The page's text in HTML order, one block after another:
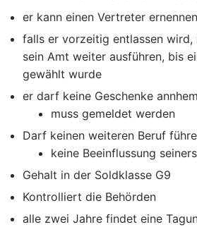
er kann einen Vertreter ernennen
falls er vorzeitig entlassen wird,
sein Amt weiter ausführen, bis
gewählt wurde
er darf keine Geschenke
muss gemeldet werden
Darf keinen weiteren Beruf
keine Beeinflussung
Gehalt in der Soldklasse G9
Kontrolliert die Behörden
alle zwei Jahre findet eine